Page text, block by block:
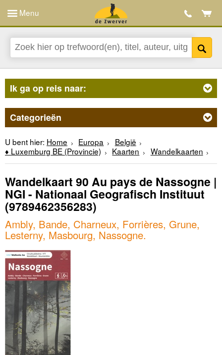
Menu
Ik ga op reis naar:
Categorieën
U bent hier: Home Europa
België
♦ Luxemburg BE (Provincie)
Kaarten Wandelkaarten
Wandelkaart 90 Au pays de Nassogne |
NGI - Nationaal Geografisch Instituut
(9789462356283)
Ambly, Bande, Charneux, Forrières, Grune,
Lesterny, Masbourg, Nassogne.